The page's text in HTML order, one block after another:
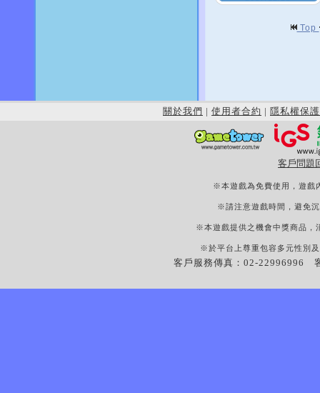
Top
關於我們 | 使用者合約 | 隱私權保護
客戶問題
※本遊戲為免費使用，遊戲
※請注意遊戲時間，避免
※本遊戲提供之機會中獎商品，
※於平台上尊重包容多元性別
客戶服務傳真：02-22996996